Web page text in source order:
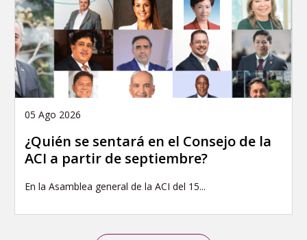
05 Ago 2026
¿Quién se sentará en el Consejo de la
ACI a partir de septiembre?
En la Asamblea general de la ACI del 15...